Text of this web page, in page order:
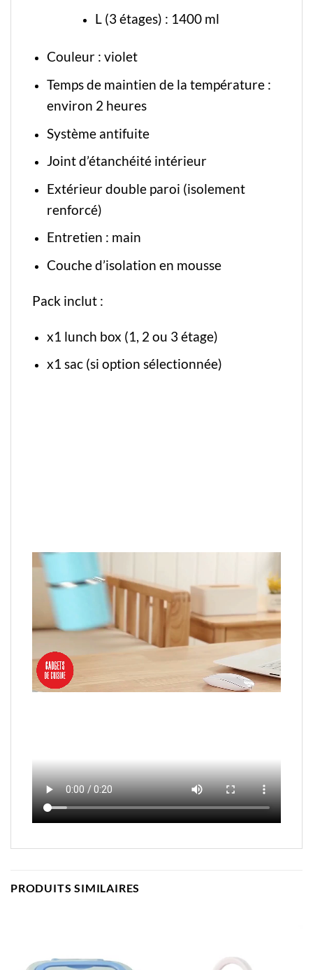
L (3 étages) : 1400 ml
Couleur : violet
Temps de maintien de la température :
environ 2 heures
Système antifuite
Joint d’étanchéité intérieur
Extérieur double paroi (isolement
renforcé)
Entretien : main
Couche d’isolation en mousse
Pack inclut :
x1 lunch box (1, 2 ou 3 étage)
x1 sac (si option sélectionnée)
PRODUITS SIMILAIRES